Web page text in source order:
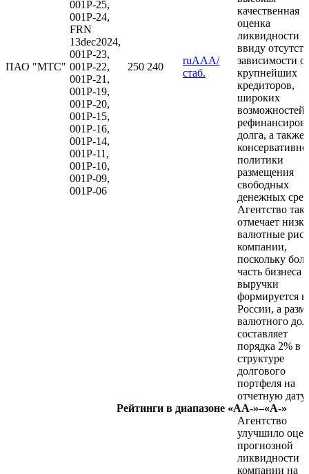
ПАО "МТС"
001Р-25,
001Р-24,
FRN
13dec2024,
001Р-23,
001Р-22,
001Р-21,
001Р-19,
001Р-20,
001Р-15,
001Р-16,
001Р-14,
001Р-11,
001Р-10,
001Р-09,
001Р-06
250 240
ruAAA/
стаб.
качественная
оценка
ликвидности
ввиду
зависимости
крупнейших
кредиторов,
широких
возможностей
долга, а также
политики
размещения
свободных
денежных
Агентство
отмечает
валютные
компании,
поскольку
часть бизнеса
выручки
формируется в
России, а
валютного
составляет
порядка 2% в
структуре
долгового
портфеля на
отчетную дату.
Рейтинги в диапазоне «AA-»–«A-»
Агентство
улучшило
прогнозной
ликвидности
компании на